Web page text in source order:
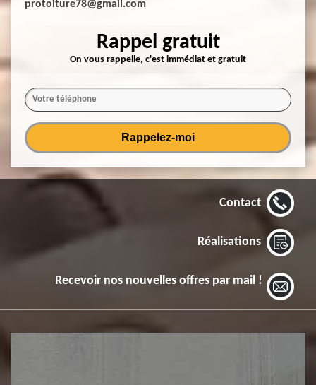
protoiture78@gmail.com
Rappel gratuit
On vous rappelle, c'est immédiat et gratuit
Contact
Réalisations
Recevoir nos nouvelles offres par mail !